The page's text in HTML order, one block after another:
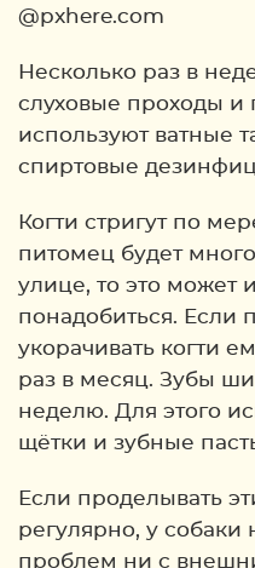
@pxhere.com
Несколько раз в
слуховые проходы и
используют ватные
спиртовые
Когти стригут по
питомец будет
улице, то это может
понадобиться. Если
укорачивать когти
раз в месяц. Зубы
неделю. Для этого
щётки и зубные
Если проделывать
регулярно, у собаки
проблем ни с